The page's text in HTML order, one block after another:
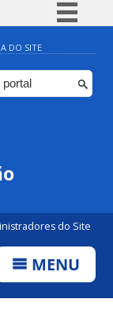
BR
DO SITE
do Site
MENU